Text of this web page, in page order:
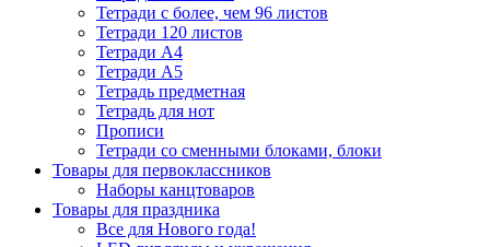
Тетради с более, чем 96 листов
Тетради 120 листов
Тетради А4
Тетради А5
Тетрадь предметная
Тетрадь для нот
Прописи
Тетради со сменными блоками, блоки
Товары для первоклассников
Наборы канцтоваров
Товары для праздника
Все для Нового года!